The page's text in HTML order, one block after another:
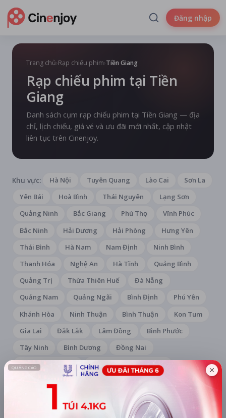
Đăng nhập
Trang chủ›Rạp chiếu phim›Tiền Giang
Rạp chiếu phim tại Tiền
Giang
Danh sách cụm rạp chiếu phim tại Tiền Giang — địa
chỉ, lịch chiếu, giá vé và ưu đãi mới nhất, cập nhật
liên tục trên Cinenjoy.
Khu vực: Hà Nội Tuyên Quang Lào Cai
Sơn La
Yên Bái
Hoà Bình Thái Nguyên
Lạng Sơn
Quảng Ninh
Bắc Giang Phú Thọ
Vĩnh Phúc
Bắc Ninh
Hải Dương Hải Phòng
Hưng Yên
Thái Bình
Hà Nam Nam Định
Ninh Bình
Thanh Hóa
Nghệ An Hà Tĩnh
Quảng Bình
Quảng Trị
Thừa Thiên Huế
Đà Nẵng
Quảng Nam
Quảng Ngãi Bình Định
Phú Yên
Khánh Hòa
Ninh Thuận Bình Thuận
Kon Tum
Gia Lai
Đắk Lắk Lâm Đồng
Bình Phước
Tây Ninh
Bình Dương
Đồng Nai
Bà Rịa - Vũng Tàu
Thành phố Hồ Chí Minh
An Giang
Kiên Giang
Sóc Trăng Cà Mau